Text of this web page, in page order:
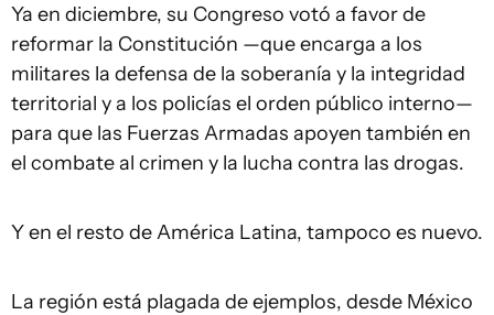
Ya en diciembre, su Congreso votó a favor de
reformar la Constitución —que encarga a los
militares la defensa de la soberanía y la integridad
territorial y a los policías el orden público interno—
para que las Fuerzas Armadas apoyen también en
el combate al crimen y la lucha contra las drogas.
Y en el resto de América Latina, tampoco es nuevo.
La región está plagada de ejemplos, desde México